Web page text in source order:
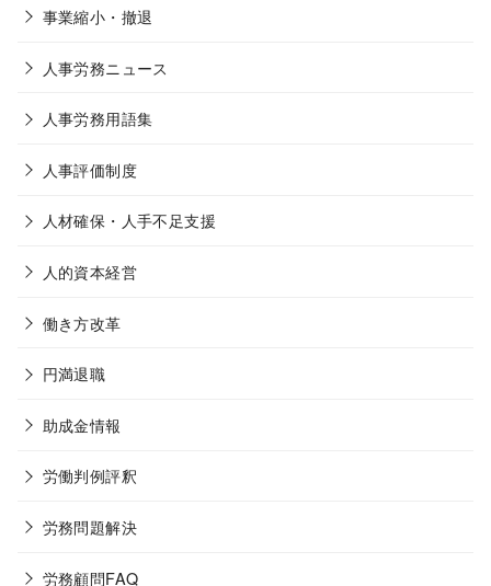
事業縮小・撤退
人事労務ニュース
人事労務用語集
人事評価制度
人材確保・人手不足支援
人的資本経営
働き方改革
円満退職
助成金情報
労働判例評釈
労務問題解決
労務顧問FAQ